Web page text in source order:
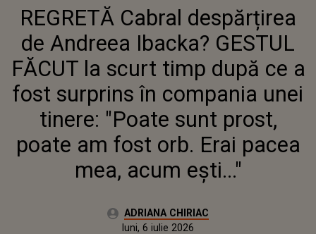
DESPĂRȚIREA DE ANDREEA
IBACKA? GESTUL FĂCUT LA
SCURT TIMP DUPĂ CE A FOST
SURPRINS ÎN COMPANIA UNEI
TINERE: "POATE SUNT PROST,
POATE AM FOST ORB. ERAI
PACEA MEA, ACUM EȘTI..."
REGRETĂ Cabral despărțirea
de Andreea Ibacka? GESTUL
FĂCUT la scurt timp după ce a
fost surprins în compania unei
tinere: "Poate sunt prost,
poate am fost orb. Erai pacea
mea, acum ești..."
Autor:ADRIANA CHIRIAC
Actualizat:
luni, 6 iulie 2026